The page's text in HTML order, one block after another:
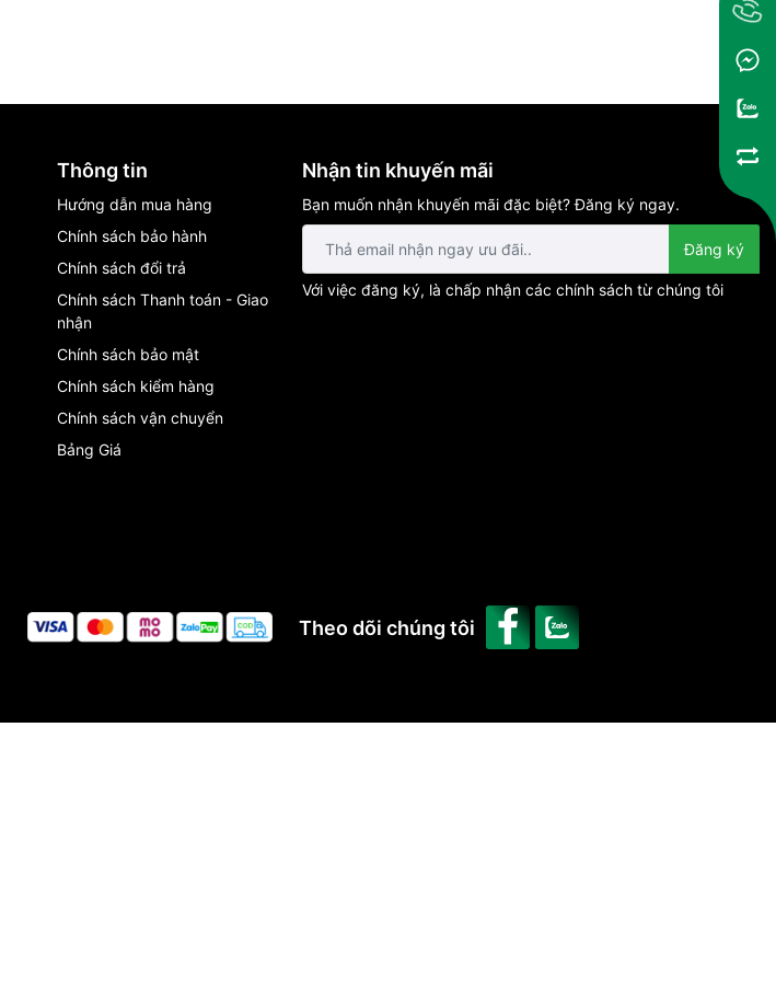
Thông tin
Hướng dẫn mua hàng
Chính sách bảo hành
Chính sách đổi trả
Chính sách Thanh toán - Giao
nhận
Chính sách bảo mật
Chính sách kiểm hàng
Chính sách vận chuyển
Bảng Giá
Nhận tin khuyến mãi
Bạn muốn nhận khuyến mãi đặc biệt? Đăng ký ngay.
Đăng ký
Với việc đăng ký, là chấp nhận các chính sách từ chúng tôi
Theo dõi chúng tôi